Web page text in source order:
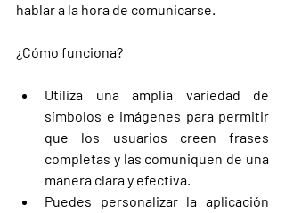
hablar a la hora de comunicarse.
¿Cómo funciona?
Utiliza una amplia variedad de
símbolos e imágenes para permitir
que los usuarios creen frases
completas y las comuniquen de una
manera clara y efectiva.
Puedes personalizar la aplicación